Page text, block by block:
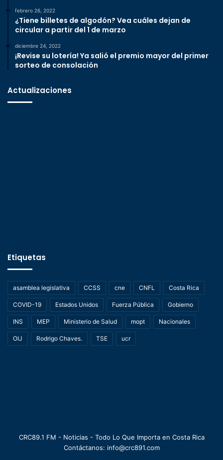
febrero 26, 2022
¿Tiene billetes de algodón? Vea cuáles dejan de
circular a partir del 1 de marzo
diciembre 24, 2022
¡Revise su lotería! Ya salió el premio mayor del primer
sorteo de consolación
Actualizaciones
Etiquetas
asamblea legislativa CCSS cne CNFL Costa Rica
COVID-19 Estados Unidos Fuerza Pública Gobierno
INS MEP Ministerio de Salud mopt Nacionales
OIJ Rodrigo Chaves. TSE ucr
CRC89.1 FM - Noticias - Todo Lo Que Importa en Costa Rica
Contáctanos: info@crc891.com